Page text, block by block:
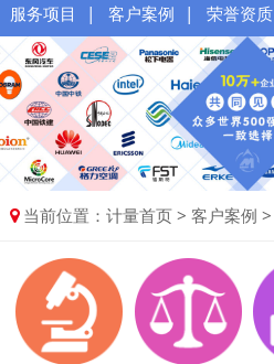
服务项目 | 客户案例 | 荣誉资质
当前位置：计量首页 >客户案例 >